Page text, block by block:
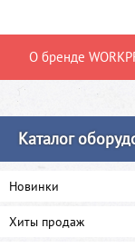
О бренде
Каталог
Новинки
Хиты продаж